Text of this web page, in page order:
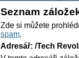
Seznam
Zde si můžete
spam.
Adresář: /Tech